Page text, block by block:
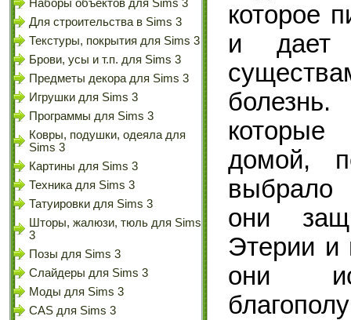
Наборы объектов для Sims 3
Для строительства в Sims 3
Текстуры, покрытия для Sims 3
Брови, усы и т.п. для Sims 3
Предметы декора для Sims 3
Игрушки для Sims 3
Программы для Sims 3
Ковры, подушки, одеяла для
Sims 3
Картины для Sims 3
Техника для Sims 3
Татуировки для Sims 3
Шторы, жалюзи, тюль для Sims
3
Позы для Sims 3
Слайдеры для Sims 3
Моды для Sims 3
CAS для Sims 3
которое
и дает
домой,
выбрало
они
Этерии и
они